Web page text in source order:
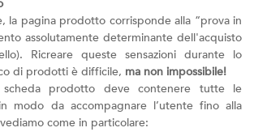
la pagina prodotto corrisponde alla “prova in
assolutamente determinante dell'acquisto
Ricreare queste sensazioni durante lo
di prodotti è difficile, ma non impossibile!
scheda prodotto deve contenere tutte le
modo da accompagnare l’utente fino alla
come in particolare: